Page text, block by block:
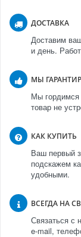
ДОСТАВКА
Доставим
и день.
МЫ
Мы гордимся
товар не
КАК КУПИТЬ
Ваш первый
подскажем
удобными.
ВСЕГДА НА
Связаться с
e-mail,